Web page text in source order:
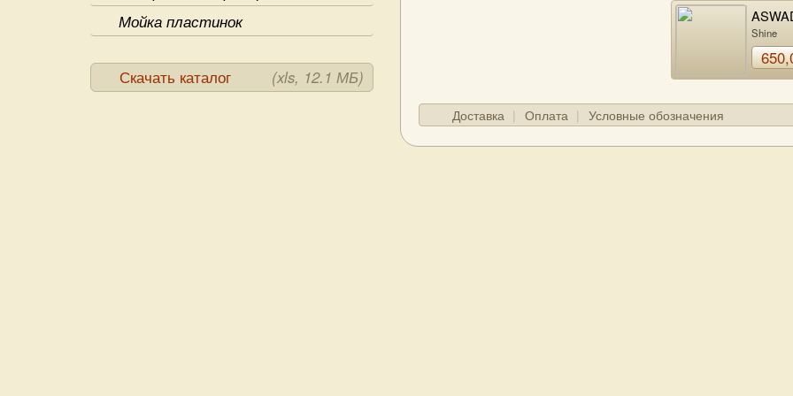
Мойка пластинок
Скачать каталог (xls, 12.1 МБ)
Shine
Доставка Оплата Условные обозначения